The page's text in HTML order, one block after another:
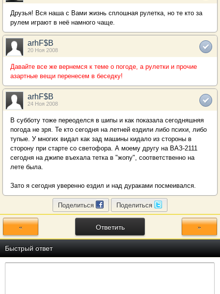
Друзья! Вся наша с Вами жизнь сплошная рулетка, но те кто за
рулем играют в неё намного чаще.
arhF$B
20 Ноя 2008
Давайте все же вернемся к теме о погоде, а рулетки и прочие
азартные вещи перенесем в беседку!
arhF$B
24 Ноя 2008
В субботу тоже переоделся в шипы и как показала сегодняшняя
погода не зря. Те кто сегодня на летней ездили либо психи, либо
тупые. У многих видал как зад машины кидало из стороны в
сторону при старте со светофора. А моему другу на ВАЗ-2111
сегодня на джипе въехала тетка в "жопу", соответственно на
лете была.
Зато я сегодня уверенно ездил и над дураками посмеивался.
Поделиться Поделиться
Ответить
« »
Быстрый ответ